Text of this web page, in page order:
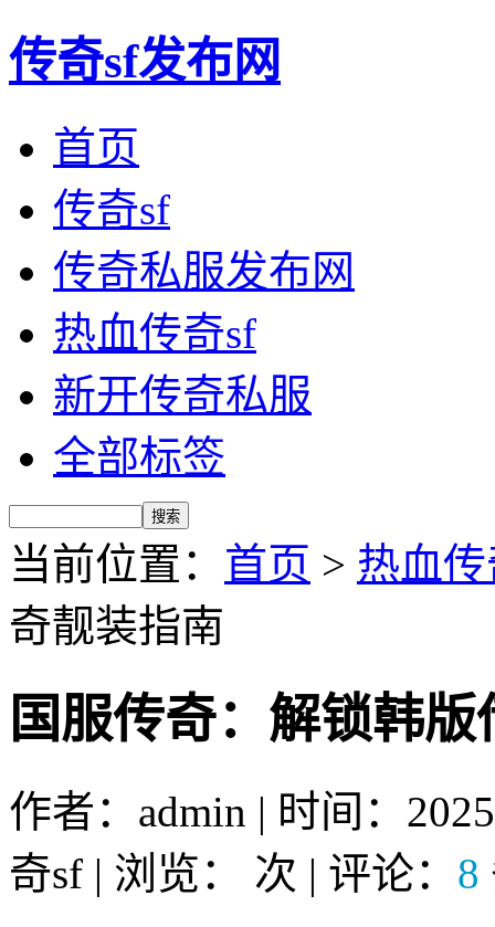
传奇sf发布网
首页
传奇sf
传奇私服发布网
热血传奇sf
新开传奇私服
全部标签
当前位置： 首页 > 热血
奇靓装指南
国服传奇：解锁韩
作者：admin | 时间：
奇sf | 浏览：
次 | 评论： 8